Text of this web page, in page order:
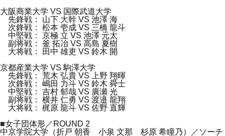
大阪商業大学 VS 国際武道大学
先鋒戦： 山下 大幹 VS 池澤 海
次鋒戦： 松本 壱成 VS 三橋 龍斗
中堅戦： 京極 立 VS 池澤 元太
副将戦： 釜 拓冶 VS 高島 夏樹
大将戦： 田中 雄吏 VS 鈴木 開
京都産業大学 VS 駒澤大学
先鋒戦： 荒木 弘貴 VS 上野 翔暉
次鋒戦： 嶋田 力斗 VS 鈴木 舜士
中堅戦： 吉村 郁哉 VS 廣瀬 光
副将戦： 横井 仁勇 VS 渡邉 龍翔
大将戦： 梶原 龍斗 VS 佐野 直輝
■女子団体形／ROUND 2
中京学院大学（折戸 朝香 小泉 文那 杉原 希瞳乃）／ソーチ